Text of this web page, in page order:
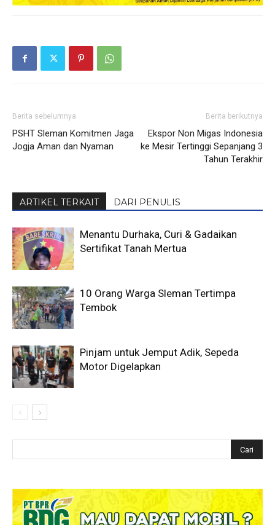
Berita sebelumnya
PSHT Sleman Komitmen Jaga
Jogja Aman dan Nyaman
Berita berikutnya
Ekspor Non Migas Indonesia
ke Mesir Tertinggi Sepanjang 3
Tahun Terakhir
ARTIKEL TERKAIT DARI PENULIS
Menantu Durhaka, Curi & Gadaikan
Sertifikat Tanah Mertua
10 Orang Warga Sleman Tertimpa
Tembok
Pinjam untuk Jemput Adik, Sepeda
Motor Digelapkan